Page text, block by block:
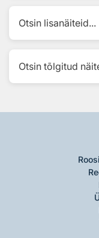
Otsin lisanäiteid...
Otsin tõlgitud